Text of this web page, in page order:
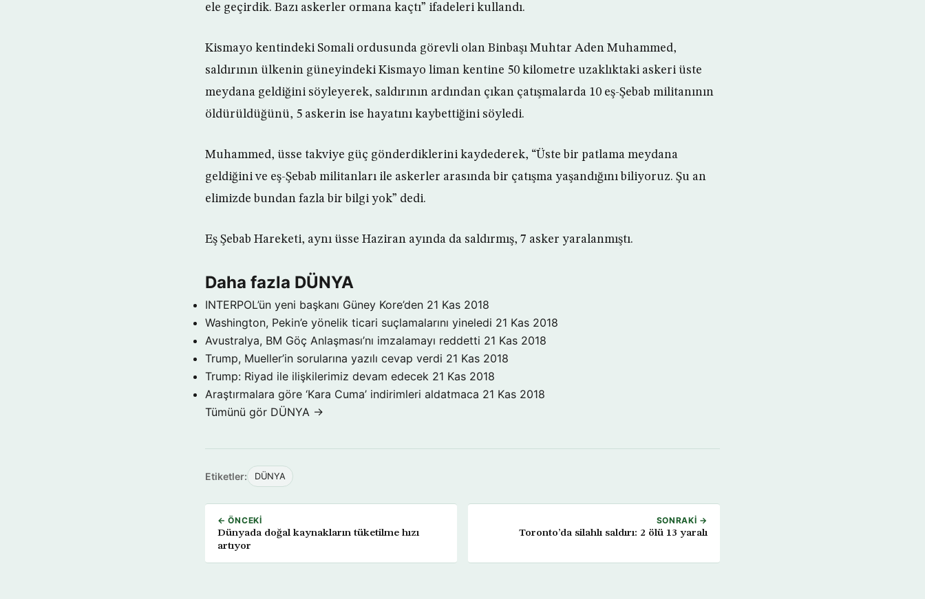
ele geçirdik. Bazı askerler ormana kaçtı” ifadeleri kullandı.
Kismayo kentindeki Somali ordusunda görevli olan Binbaşı Muhtar Aden Muhammed,
saldırının ülkenin güneyindeki Kismayo liman kentine 50 kilometre uzaklıktaki askeri üste
meydana geldiğini söyleyerek, saldırının ardından çıkan çatışmalarda 10 eş-Şebab militanının
öldürüldüğünü, 5 askerin ise hayatını kaybettiğini söyledi.
Muhammed, üsse takviye güç gönderdiklerini kaydederek, “Üste bir patlama meydana
geldiğini ve eş-Şebab militanları ile askerler arasında bir çatışma yaşandığını biliyoruz. Şu an
elimizde bundan fazla bir bilgi yok” dedi.
Eş Şebab Hareketi, aynı üsse Haziran ayında da saldırmış, 7 asker yaralanmıştı.
Daha fazla DÜNYA
INTERPOL’ün yeni başkanı Güney Kore’den 21 Kas 2018
Washington, Pekin’e yönelik ticari suçlamalarını yineledi 21 Kas 2018
Avustralya, BM Göç Anlaşması’nı imzalamayı reddetti 21 Kas 2018
Trump, Mueller’in sorularına yazılı cevap verdi 21 Kas 2018
Trump: Riyad ile ilişkilerimiz devam edecek 21 Kas 2018
Araştırmalara göre ‘Kara Cuma’ indirimleri aldatmaca 21 Kas 2018
Tümünü gör DÜNYA →
Etiketler: DÜNYA
← ÖNCEKI
Dünyada doğal kaynakların tüketilme hızı
artıyor
SONRAKI →
Toronto’da silahlı saldırı: 2 ölü 13 yaralı